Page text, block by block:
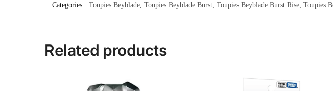
Categories: Toupies Beyblade Toupies Beyblade Burst Toupies Beyblade Burst Rise Toupies
Related products